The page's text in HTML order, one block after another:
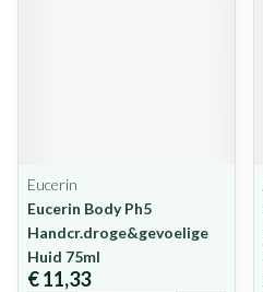
Eucerin
Eucerin Body Ph5
Handcr.droge&gevoelige
Huid 75ml
€ 11,33